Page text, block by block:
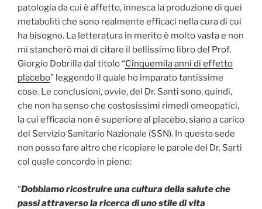
patologia da cui è affetto, innesca la produzione di quei
metaboliti che sono realmente efficaci nella cura di cui
ha bisogno. La letteratura in merito è molto vasta e non
mi stancherò mai di citare il bellissimo libro del Prof.
Giorgio Dobrilla dal titolo “Cinquemila anni di effetto
placebo” leggendo il quale ho imparato tantissime
cose. Le conclusioni, ovvie, del Dr. Santi sono, quindi,
che non ha senso che costosissimi rimedi omeopatici,
la cui efficacia non è superiore al placebo, siano a carico
del Servizio Sanitario Nazionale (SSN). In questa sede
non posso fare altro che ricopiare le parole del Dr. Sarti
col quale concordo in pieno:
“Dobbiamo ricostruire una cultura della salute che
passi attraverso la ricerca di uno stile di vita